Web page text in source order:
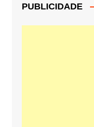
PUBLICIDADE